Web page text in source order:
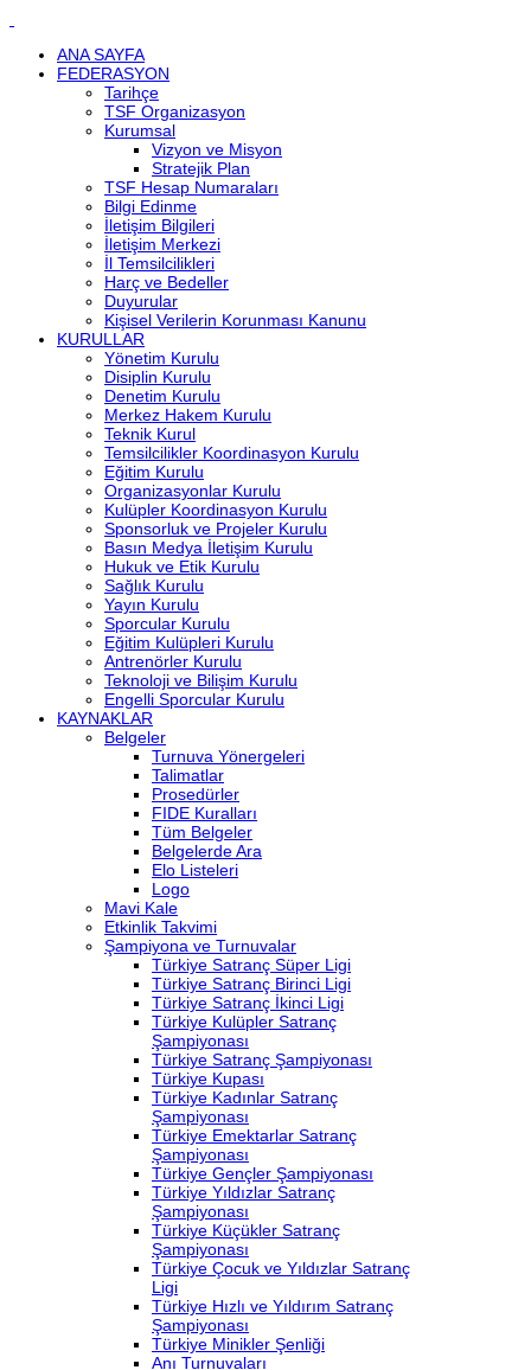
ANA SAYFA
FEDERASYON
Tarihçe
TSF Organizasyon
Kurumsal
Vizyon ve Misyon
Stratejik Plan
TSF Hesap Numaraları
Bilgi Edinme
İletişim Bilgileri
İletişim Merkezi
İl Temsilcilikleri
Harç ve Bedeller
Duyurular
Kişisel Verilerin Korunması Kanunu
KURULLAR
Yönetim Kurulu
Disiplin Kurulu
Denetim Kurulu
Merkez Hakem Kurulu
Teknik Kurul
Temsilcilikler Koordinasyon Kurulu
Eğitim Kurulu
Organizasyonlar Kurulu
Kulüpler Koordinasyon Kurulu
Sponsorluk ve Projeler Kurulu
Basın Medya İletişim Kurulu
Hukuk ve Etik Kurulu
Sağlık Kurulu
Yayın Kurulu
Sporcular Kurulu
Eğitim Kulüpleri Kurulu
Antrenörler Kurulu
Teknoloji ve Bilişim Kurulu
Engelli Sporcular Kurulu
KAYNAKLAR
Belgeler
Turnuva Yönergeleri
Talimatlar
Prosedürler
FIDE Kuralları
Tüm Belgeler
Belgelerde Ara
Elo Listeleri
Logo
Mavi Kale
Etkinlik Takvimi
Şampiyona ve Turnuvalar
Türkiye Satranç Süper Ligi
Türkiye Satranç Birinci Ligi
Türkiye Satranç İkinci Ligi
Türkiye Kulüpler Satranç
Şampiyonası
Türkiye Satranç Şampiyonası
Türkiye Kupası
Türkiye Kadınlar Satranç
Şampiyonası
Türkiye Emektarlar Satranç
Şampiyonası
Türkiye Gençler Şampiyonası
Türkiye Yıldızlar Satranç
Şampiyonası
Türkiye Küçükler Satranç
Şampiyonası
Türkiye Çocuk ve Yıldızlar Satranç
Ligi
Türkiye Hızlı ve Yıldırım Satranç
Şampiyonası
Türkiye Minikler Şenliği
Anı Turnuvaları